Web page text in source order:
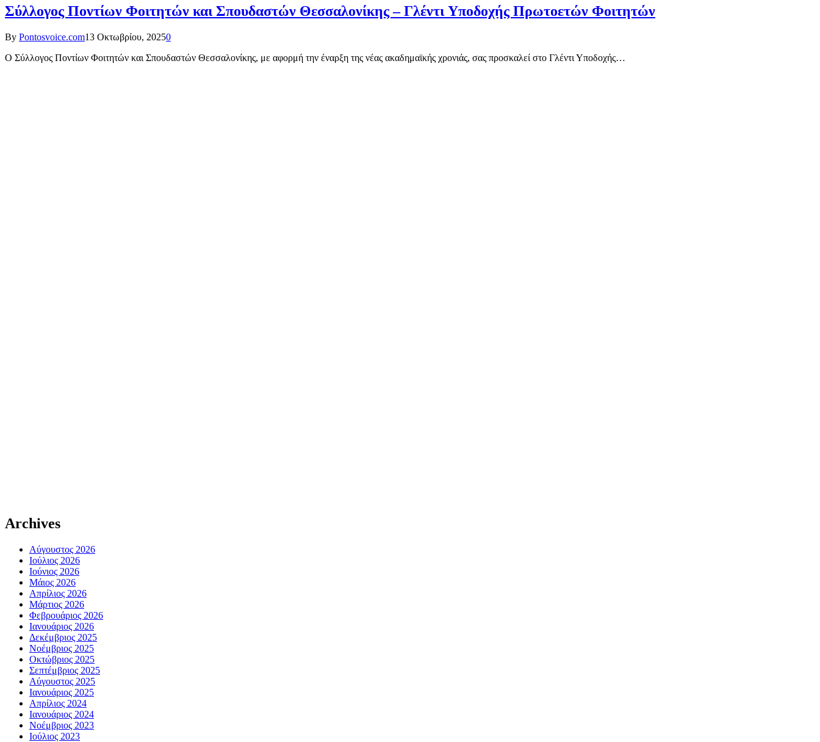
Σύλλογος Ποντίων Φοιτητών και Σπουδαστών Θεσσαλονίκης – Γλέντι Υποδοχής Πρωτοετών Φοιτητών
By Pontosvoice.com13 Οκτωβρίου, 20250
Ο Σύλλογος Ποντίων Φοιτητών και Σπουδαστών Θεσσαλονίκης, με αφορμή την έναρξη της νέας ακαδημαϊκής χρονιάς, σας προσκαλεί στο Γλέντι Υποδοχής…
Archives
Αύγουστος 2026
Ιούλιος 2026
Ιούνιος 2026
Μάιος 2026
Απρίλιος 2026
Μάρτιος 2026
Φεβρουάριος 2026
Ιανουάριος 2026
Δεκέμβριος 2025
Νοέμβριος 2025
Οκτώβριος 2025
Σεπτέμβριος 2025
Αύγουστος 2025
Ιανουάριος 2025
Απρίλιος 2024
Ιανουάριος 2024
Νοέμβριος 2023
Ιούλιος 2023